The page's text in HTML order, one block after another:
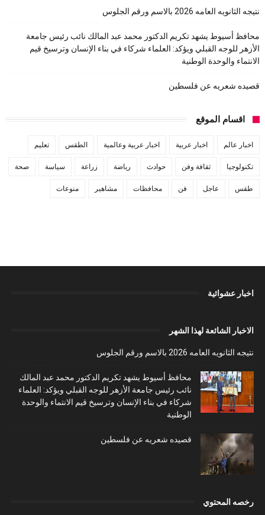
نتيجه الثانويه العامه 2026 بالاسم ورقم الجلوس
محافظ أسيوط يشهد تكريم الدكتور محمد عبد المالك نائب رئيس جامعة
الأزهر للوجه القبلي ويؤكد: العلماء شركاء في بناء الإنسان وترسيخ قيم
الانتماء والوحدة الوطنية
قصيده شعريه عن فلسطين
اقسام الموقع
اخبار عالم اخبار عربية اخبار عربية وعالمية الطقس تعليم
تكنولوجيا ثقافة وفن حوادث رياضة زراعة سياسة صحة
طقس عاجل فن محافظات مشاهير منوعات
اخبار عشوائية
الاخبار الشائعة لهذا الشهر
نتيجه الثانويه العامه 2026 بالاسم ورقم الجلوس
محافظ أسيوط يشهد تكريم الدكتور محمد عبد المالك
نائب رئيس جامعة الأزهر للوجه القبلي ويؤكد: العلماء
شركاء في بناء الإنسان وترسيخ قيم الانتماء والوحدة
الوطنية
قصيده شعريه عن فلسطين
رخصه المحتوي